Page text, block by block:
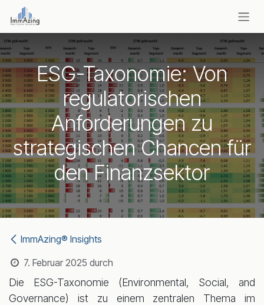
Zum Inhalt springen
ESG-Taxonomie: Von
regulatorischen
Anforderungen zu
strategischen Chancen für
den Finanzsektor
ImmAzing® Insights
7. Februar 2025 durch
Die ESG-Taxonomie (Environmental, Social, and
Governance) ist zu einem zentralen Thema im